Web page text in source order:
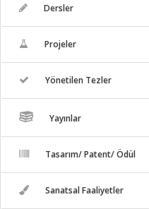
Dersler
Projeler
Yönetilen Tezler
Yayınlar
Tasarım/ Patent/ Ödül
Sanatsal Faaliyetler